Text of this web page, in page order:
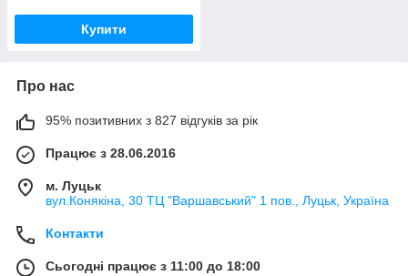
Купити
Про нас
95% позитивних з 827 відгуків за рік
Працює з 28.06.2016
м. Луцьк
вул.Конякіна, 30 ТЦ "Варшавський" 1 пов., Луцьк, Україна
Контакти
Сьогодні працює з 11:00 до 18:00